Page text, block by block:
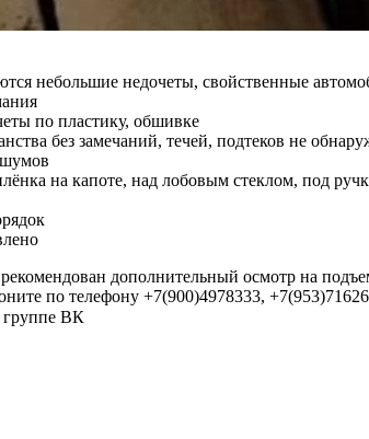
небольшие недочеты, свойственные
по пластику, обшивке
без замечаний, течей, подтеков не
шумов
на капоте, над лобовым стеклом, под
дополнительный осмотр на
по телефону +7(900)4978333,
группе ВК